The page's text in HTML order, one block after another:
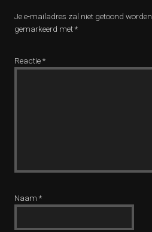
Je e-mailadres zal niet getoond worden.
gemarkeerd met*
Reactie*
Naam *